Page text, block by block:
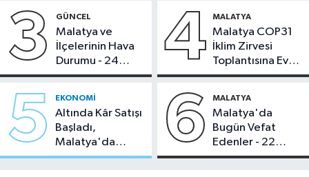
3 GÜNCEL
Malatya ve
İlçelerinin Hava
Durumu - 24
Temmuz 2026
4 MALATYA
Malatya COP31
İklim Zirvesi
Toplantısına Ev
Sahipliği Yaptı
5 EKONOMI
Altında Kâr Satışı
Başladı,
Malatya'da
Makas Ne
6 MALATYA
Malatya'da
Bugün Vefat
Edenler - 22
Temmuz 2026